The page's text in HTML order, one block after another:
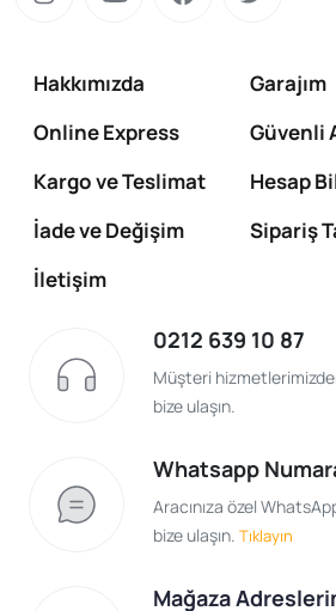
Hakkımızda
Garajım
Online Express
Güvenli
Kargo ve Teslimat
Hesap
İade ve Değişim
Sipariş
İletişim
0212 639 10 87
Müşteri
bize ulaşın.
Whatsapp
Aracınıza özel
bize ulaşın. Tıklayın
Mağaza